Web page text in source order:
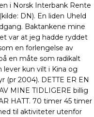
i Norsk Interbank Rente
DN). En liden Uheld
Baktankene mine
var at jeg hadde ryddet
en forlengelse av
en måte som radikalt
kun vilt i Kina og
(pr 2004). DETTE ER EN
MINE TIDLIGERE billig
HATT. 70 timer 45 timer
til aktiviteter utenfor